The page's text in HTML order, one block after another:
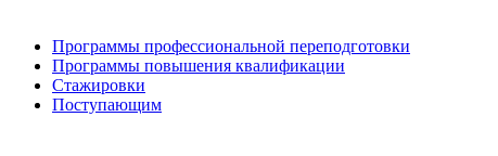
Программы профессиональной переподготовки
Программы повышения квалификации
Стажировки
Поступающим